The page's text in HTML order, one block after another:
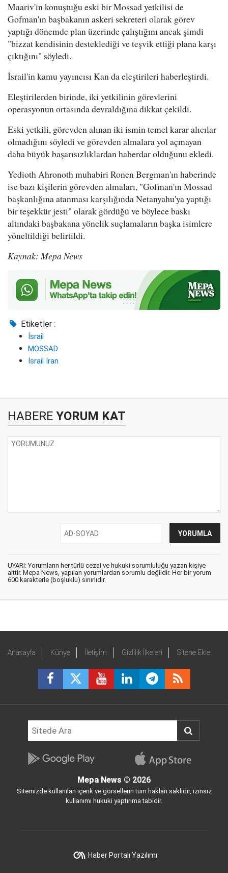
Maariv'in konuştuğu eski bir Mossad yetkilisi de
Gofman'ın başbakanın askeri sekreteri olarak görev
yaptığı dönemde plan üzerinde çalıştığını ancak şimdi
"bizzat kendisinin desteklediği ve teşvik ettiği plana karşı
çıktığını" söyledi.
İsrail'in kamu yayıncısı Kan da eleştirileri haberleştirdi.
Eleştirilerden birinde, iki yetkilinin görevlerini
operasyonun ortasında devraldığına dikkat çekildi.
Eski yetkili, görevden alınan iki ismin temel karar alıcılar
olmadığını söyledi ve görevden almalara yol açmayan
daha büyük başarısızlıklardan haberdar olduğunu ekledi.
Yedioth Ahronoth muhabiri Ronen Bergman'ın haberinde
ise bazı kişilerin görevden almaları, "Gofman'ın Mossad
başkanlığına atanması karşılığında Netanyahu'ya yaptığı
bir teşekkür jesti" olarak gördüğü ve böylece baskı
altındaki başbakana yönelik suçlamaların başka isimlere
yöneltildiği belirtildi.
Kaynak: Mepa News
Etiketler :
İsrail
MOSSAD
İsrail İran
HABERE YORUM KAT
UYARI: Yorumların her türlü cezai ve hukuki sorumluluğu yazan kişiye
aittir. Mepa News, yapılan yorumlardan sorumlu değildir. Her bir yorum
600 karakterle (boşluklu) sınırlıdır.
Anasayfa Künye İletişim Gizlilik İlkeleri Sitene Ekle
Mepa News © 2026
Sitemizde kullanılan içerik ve görsellerin tüm hakları saklıdır, izinsiz
kullanımı hukuki yaptırıma tabidir.
Haber Portalı Yazılımı